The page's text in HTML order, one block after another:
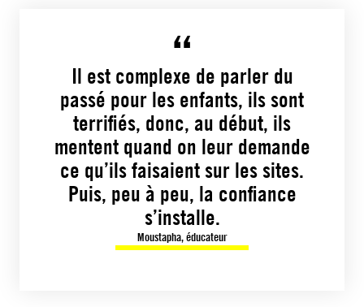
Il est complexe de parler du
passé pour les enfants, ils sont
terrifiés, donc, au début, ils
mentent quand on leur demande
ce qu’ils faisaient sur les sites.
Puis, peu à peu, la confiance
s’installe.
Moustapha, éducateur